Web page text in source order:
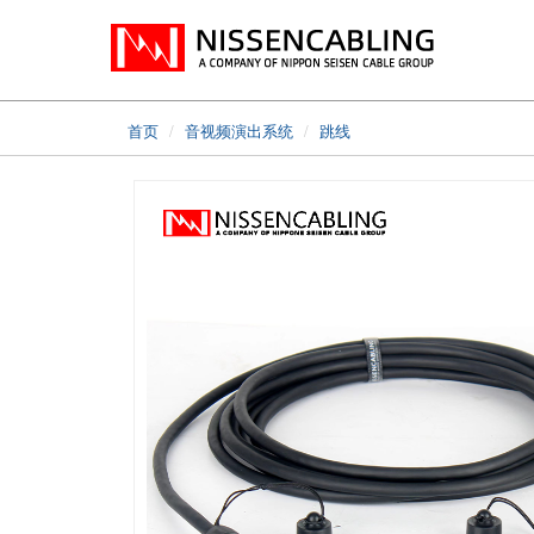
首页 音视频演出系统 跳线